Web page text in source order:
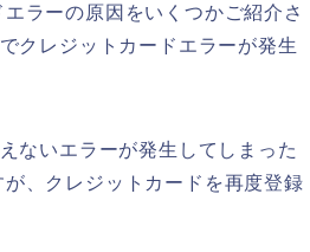
ラーの原因をいくつかご紹介さ
クレジットカードエラーが発生
ないエラーが発生してしまった
、クレジットカードを再度登録